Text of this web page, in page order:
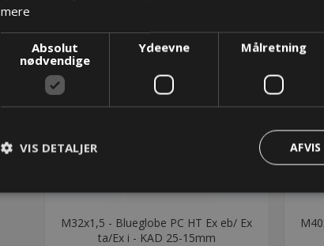
M32x1,5 - Blueglobe PC HT Ex eb/ Ex
ta/Ex i - KAD 25-15mm
mere
Absolut
nødvendige
Ydeevne Målretning
VIS DETALJER